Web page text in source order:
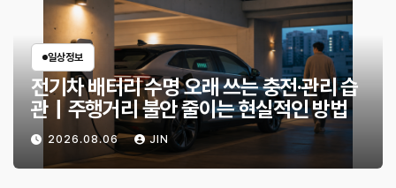
일상정보
전기차 배터리 수명 오래 쓰는 충전·관리 습
관｜주행거리 불안 줄이는 현실적인 방법
2026.08.06 JIN